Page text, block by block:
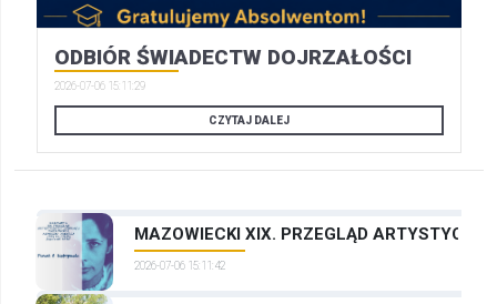
ODBIÓR ŚWIADECTW DOJRZAŁOŚCI
2026-07-06 15:11:29
CZYTAJ DALEJ
MAZOWIECKI XIX. PRZEGLĄD
2026-07-06 15:11:42